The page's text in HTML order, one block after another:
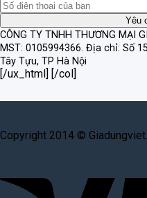
CÔNG TY TNHH THƯƠNG MẠI
MST: 0105994366. Địa chỉ: Số
Tây Tựu, TP Hà Nội
[/ux_html] [/col]
Copyright 2014 ©